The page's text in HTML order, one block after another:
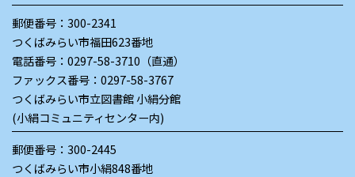
郵便番号：300-2341
つくばみらい市福田623番地
電話番号： 0297-58-3710（直通）
ファックス番号：0297-58-3767
つくばみらい市立図書館 小絹分館
(小絹コミュニティセンター内)
郵便番号：300-2445
つくばみらい市小絹848番地